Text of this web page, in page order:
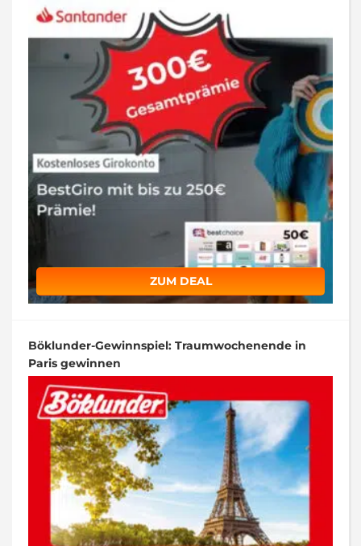
ZUM DEAL
Böklunder-Gewinnspiel: Traumwochenende in
Paris gewinnen